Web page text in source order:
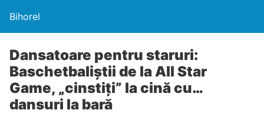
Bihorel
Dansatoare pentru staruri:
Baschetbaliştii de la All Star
Game, „cinstiţi” la cină cu…
dansuri la bară